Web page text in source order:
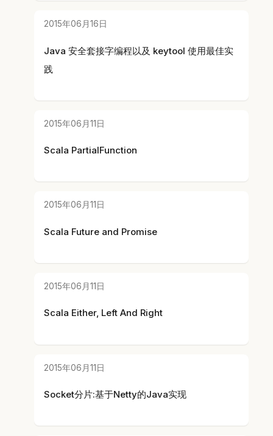
2015年06月16日
Java 安全套接字编程以及 keytool 使用最佳实
践
2015年06月11日
Scala PartialFunction
2015年06月11日
Scala Future and Promise
2015年06月11日
Scala Either, Left And Right
2015年06月11日
Socket分片:基于Netty的Java实现